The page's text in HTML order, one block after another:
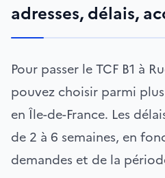
adresses, délais,
Pour passer le TCF B1 à
pouvez choisir parmi
en Île-de-France. Les
de 2 à 6 semaines, en
demandes et de la